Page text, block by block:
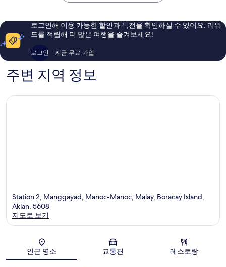
이
후
기
요,
이
로그인해 이용 가능한 할인과 특전을 확인하실 수 있어요. 리워
드를 적립해 더 많은 여행을 즐겨보세요!
로그인 지금 무료 가입
주변 지역 정보
Station 2, Manggayad, Manoc-Manoc, Malay, Boracay Island,
Aklan, 5608
지도로 보기
인근 명소 교통편 레스토랑